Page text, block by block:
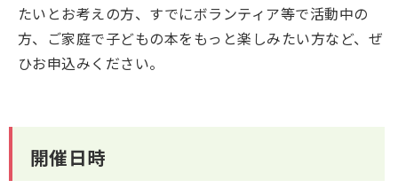
たいとお考えの方、すでにボランティア等で活動中の
方、ご家庭で子どもの本をもっと楽しみたい方など、ぜ
ひお申込みください。
開催日時